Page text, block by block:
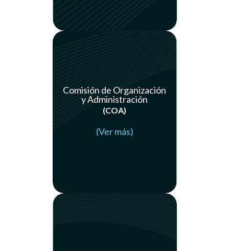
Comisión de Organización
y Administración
(COA)
(Ver más)